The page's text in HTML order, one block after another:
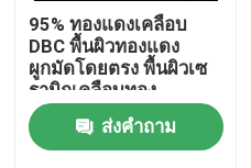
ทัวร์โรงงาน
ควบคุมคุณภาพ
ติดต่อเรา
95% ทองแดงเคลือบ
DBC พื้นผิวทองแดง
ผูกมัดโดยตรง พื้นผิวเซ
รามิกเคลือบทอง
ส่งคำถาม